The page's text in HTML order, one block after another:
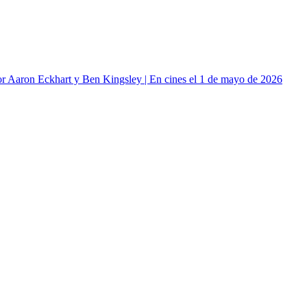
Eckhart y Ben Kingsley | En cines el 1 de mayo de 2026